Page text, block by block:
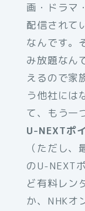
画・ドラマ
配信されて
なんです。
み放題なん
えるので家
う他社には
て、もう一
U-NEXTポ
（ただし
のU-NEXT
ど有料レン
か、NHKオ